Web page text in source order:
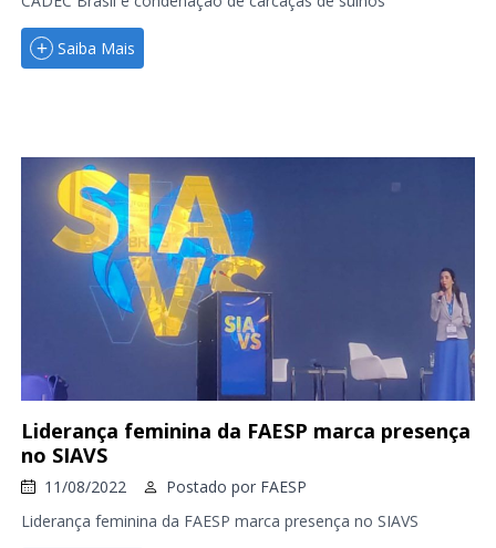
Saiba Mais
Liderança feminina da FAESP marca presença
no SIAVS
11/08/2022 Postado por FAESP
Liderança feminina da FAESP marca presença no SIAVS